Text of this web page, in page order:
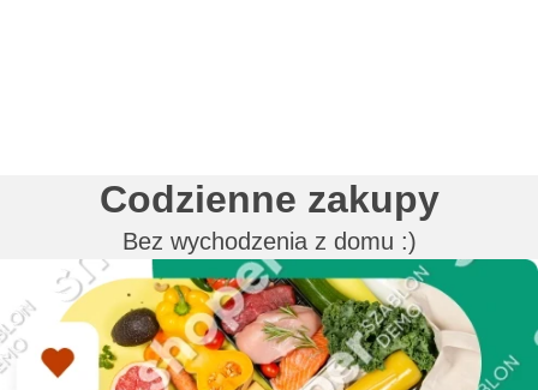
Codzienne zakupy
Bez wychodzenia z domu :)